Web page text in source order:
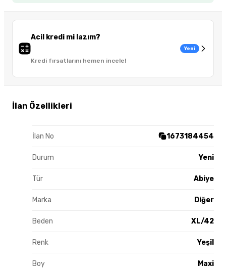
Acil kredi mi lazım?
Kredi fırsatlarını hemen incele!
Yeni
İlan Özellikleri
İlan No 1673184454
Durum Yeni
Tür Abiye
Marka Diğer
Beden XL/42
Renk Yeşil
Boy Maxi